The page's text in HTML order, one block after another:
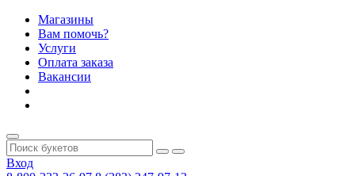
Магазины
Вам помочь?
Услуги
Оплата заказа
Вакансии
Вход